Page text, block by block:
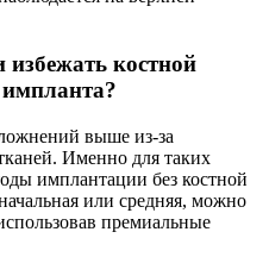
костной
выше из-за
Именно для таких
имплантации без костной
или средняя, можно
премиальные